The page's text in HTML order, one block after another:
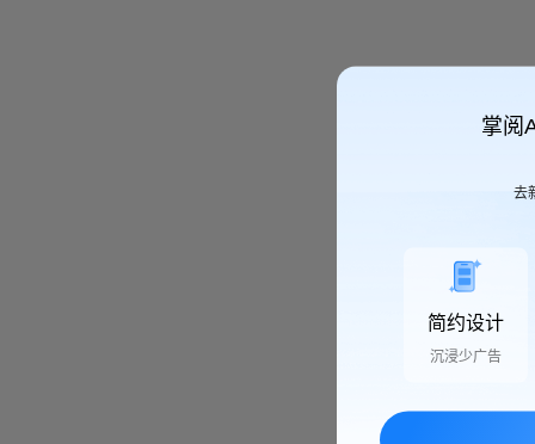
掌阅
去
简约设计
沉浸少广告